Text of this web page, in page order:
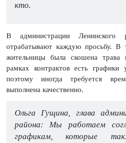
кто.
В администрации Ленинского
отрабатывают каждую просьбу.
жительницы была скошена
рамках контрактов есть
поэтому иногда требуется
выполнена качественно.
Ольга Гущина, глава
района: Мы работаем
графикам, которые